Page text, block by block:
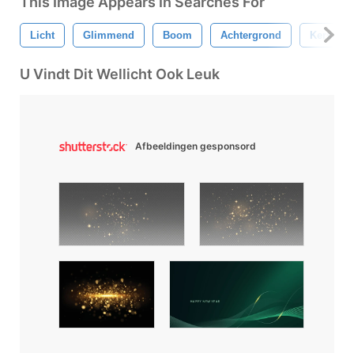
Licht Glimmend Boom Achtergrond Kerstmis
U Vindt Dit Wellicht Ook Leuk
Afbeeldingen gesponsord